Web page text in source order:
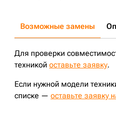
Возможные замены
Для проверки
техникой оставьте заявку.
Если нужной модели
списке — оставьте заявку